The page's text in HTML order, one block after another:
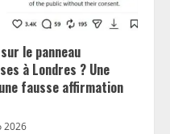
le panneau
à Londres ? Une
fausse affirmation
2026